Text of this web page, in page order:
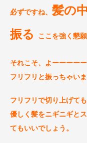
必ずですね、 髪の
振る
ここを強く懇
それこそ、よーーーー
フリ フリ と振っちゃいま
フリフリで切り上げて
優しく髪をニギニギと
てもいいでしょう 。